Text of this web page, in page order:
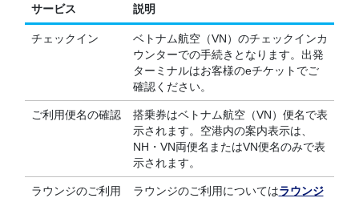
サービス 説明
チェックイン
ベトナム航空（VN）のチェックインカ
ウンターでの手続きとなります。出発
ターミナルはお客様のeチケットでご
確認ください。
ご利用便名の確認
搭乗券はベトナム航空（VN）便名で表
示されます。空港内の案内表示は、
NH・VN両便名またはVN便名のみで表
示されます。
ラウンジのご利用 ラウンジのご利用についてはラウンジ